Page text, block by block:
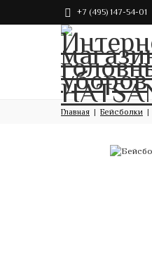
+7 (495) 147-54-01
Главная Бейсболки